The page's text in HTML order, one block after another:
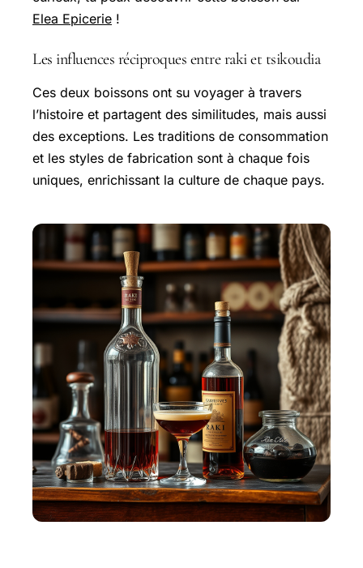
Elea Epicerie !
Les influences réciproques entre raki et tsikoudia
Ces deux boissons ont su voyager à travers
l’histoire et partagent des similitudes, mais aussi
des exceptions. Les traditions de consommation
et les styles de fabrication sont à chaque fois
uniques, enrichissant la culture de chaque pays.